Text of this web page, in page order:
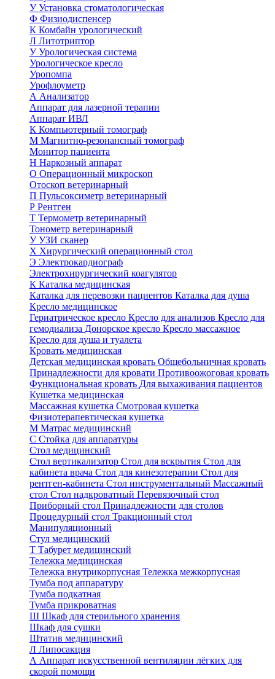
УУстановка стоматологическая
Ф Физиодиспенсер
К Комбайн урологический
Л Литотриптор
УУрологическая система
Урологическое кресло
Уропомпа
Урофлоуметр
А Анализатор
Аппарат для лазерной терапии
Аппарат ИВЛ
К Компьютерный томограф
М Магнитно-резонансный томограф
Монитор пациента
Н Наркозный аппарат
О Операционный микроскоп
Отоскоп ветеринарный
П Пульсоксиметр ветеринарный
Р Рентген
Т Термометр ветеринарный
Тонометр ветеринарный
УУЗИ сканер
Х Хирургический операционный стол
Э Электрокардиограф
Электрохирургический коагулятор
К Каталка медицинская
Каталка для перевозки пациентов Каталка для душа
Кресло медицинское
Гериатрическое кресло Кресло для анализов Кресло для
гемодиализа Донорское кресло Кресло массажное
Кресло для душа и туалета
Кровать медицинская
Детская медицинская кровать Общебольничная кровать
Принадлежности для кровати Противоожоговая кровать
Функциональная кровать Для выхаживания пациентов
Кушетка медицинская
Массажная кушетка Смотровая кушетка
Физиотерапевтическая кушетка
М Матрас медицинский
С Стойка для аппаратуры
Стол медицинский
Стол вертикализатор Стол для вскрытия Стол для
кабинета врача Стол для кинезотерапии Стол для
рентген-кабинета Стол инструментальный Массажный
стол Стол надкроватный Перевязочный стол
Приборный стол Принадлежности для столов
Процедурный стол Тракционный стол
Манипуляционный
Стул медицинский
Т Табурет медицинский
Тележка медицинская
Тележка внутрикорпусная Тележка межкорпусная
Тумба под аппаратуру
Тумба подкатная
Тумба прикроватная
Ш Шкаф для стерильного хранения
Шкаф для сушки
Штатив медицинский
Л Липосакция
А Аппарат искусственной вентиляции лёгких для
скорой помощи